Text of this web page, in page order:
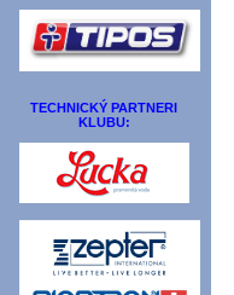
TECHNICKÝ PARTNERI
KLUBU: